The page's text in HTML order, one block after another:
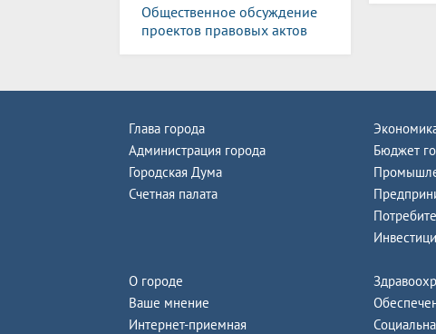
Общественное обсуждение
проектов правовых актов
Глава города
Администрация города
Городская Дума
Счетная палата
Бюджет
О городе
Ваше мнение
Интернет-приемная